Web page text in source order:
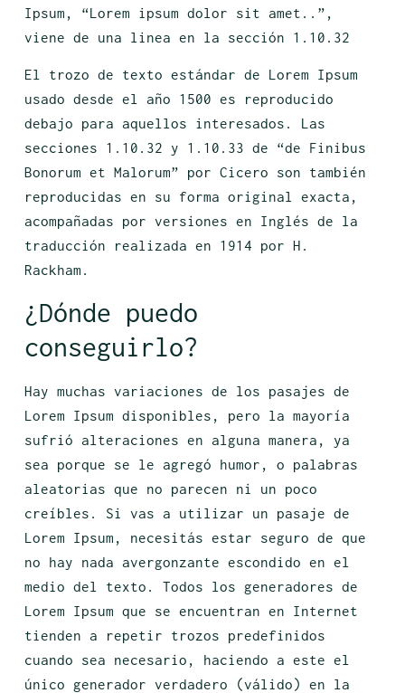
Ipsum, “Lorem ipsum dolor sit amet..”,
viene de una linea en la sección 1.10.32
El trozo de texto estándar de Lorem Ipsum
usado desde el año 1500 es reproducido
debajo para aquellos interesados. Las
secciones 1.10.32 y 1.10.33 de “de Finibus
Bonorum et Malorum” por Cicero son también
reproducidas en su forma original exacta,
acompañadas por versiones en Inglés de la
traducción realizada en 1914 por H.
Rackham.
¿Dónde puedo
conseguirlo?
Hay muchas variaciones de los pasajes de
Lorem Ipsum disponibles, pero la mayoría
sufrió alteraciones en alguna manera, ya
sea porque se le agregó humor, o palabras
aleatorias que no parecen ni un poco
creíbles. Si vas a utilizar un pasaje de
Lorem Ipsum, necesitás estar seguro de que
no hay nada avergonzante escondido en el
medio del texto. Todos los generadores de
Lorem Ipsum que se encuentran en Internet
tienden a repetir trozos predefinidos
cuando sea necesario, haciendo a este el
único generador verdadero (válido) en la